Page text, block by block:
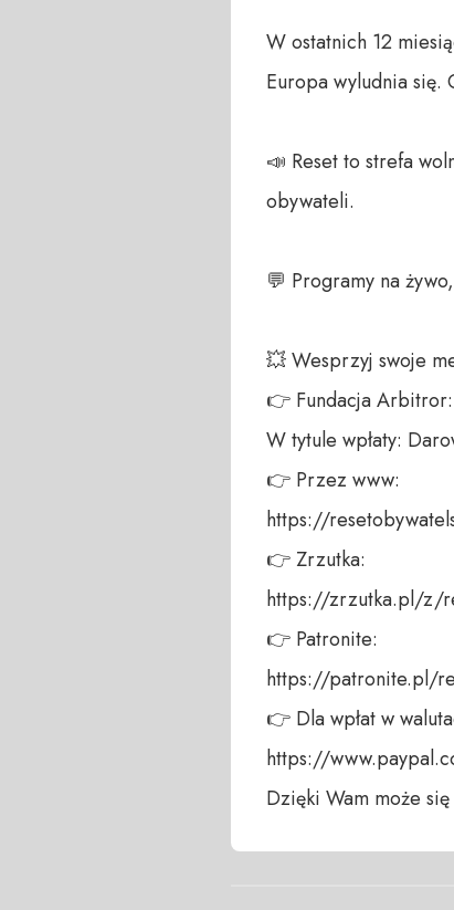
W ostatnich 12
Europa wyludnia
📣 Reset to strefa
obywateli.
💬 Programy na
💥 Wesprzyj swoje
👉 Fundacja
W tytule wpłaty:
👉 Przez www:
https://
👉 Zrzutka:
https://zrzutka.pl/z/
👉 Patronite:
https://patronite.pl/
👉 Dla wpłat w
https://
Dzięki Wam może